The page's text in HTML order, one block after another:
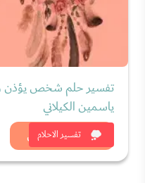
تفسير الاحلام
تفسير حلم شخص يؤذن
ياسمين الكيلاني
شاهد الان